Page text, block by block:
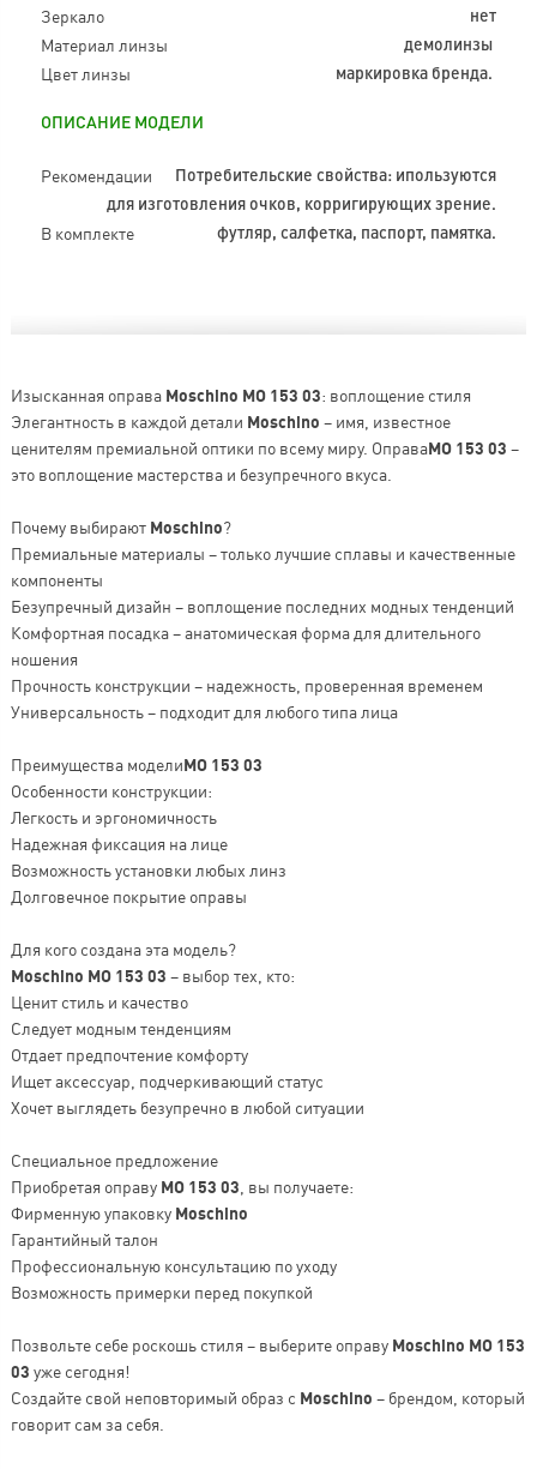
Зеркало нет
Материал линзы демолинзы
Цвет линзы маркировка бренда.
ОПИСАНИЕ МОДЕЛИ
Рекомендации
Потребительские свойства: ипользуются
для изготовления очков, корригирующих зрение.
В комплекте футляр, салфетка, паспорт, памятка.
Изысканная оправа Moschino MO 153 03: воплощение стиля
Элегантность в каждой детали Moschino – имя, известное
ценителям премиальной оптики по всему миру. ОправаMO 153 03 –
это воплощение мастерства и безупречного вкуса.
Почему выбирают Moschino?
Премиальные материалы – только лучшие сплавы и качественные
компоненты
Безупречный дизайн – воплощение последних модных тенденций
Комфортная посадка – анатомическая форма для длительного
ношения
Прочность конструкции – надежность, проверенная временем
Универсальность – подходит для любого типа лица
Преимущества моделиMO 153 03
Особенности конструкции:
Легкость и эргономичность
Надежная фиксация на лице
Возможность установки любых линз
Долговечное покрытие оправы
Для кого создана эта модель?
Moschino MO 153 03 – выбор тех, кто:
Ценит стиль и качество
Следует модным тенденциям
Отдает предпочтение комфорту
Ищет аксессуар, подчеркивающий статус
Хочет выглядеть безупречно в любой ситуации
Специальное предложение
Приобретая оправу MO 153 03 , вы получаете:
Фирменную упаковку Moschino
Гарантийный талон
Профессиональную консультацию по уходу
Возможность примерки перед покупкой
Позвольте себе роскошь стиля – выберите оправу Moschino MO 153
03 уже сегодня!
Создайте свой неповторимый образ с Moschino – брендом, который
говорит сам за себя.